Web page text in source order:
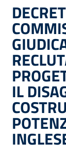
IL